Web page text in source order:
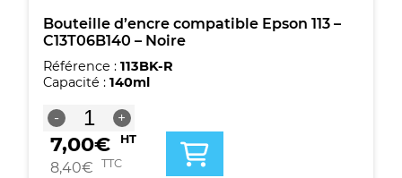
Bouteille d’encre compatible Epson 113 –
C13T06B140 – Noire
Référence : 113BK-R
Capacité : 140ml
-
quantité
de
Bouteille
d'encre
+
7,00€ HT
8,40€ TTC